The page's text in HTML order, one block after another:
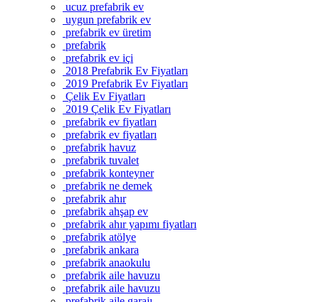
ucuz prefabrik ev
uygun prefabrik ev
prefabrik ev üretim
prefabrik
prefabrik ev içi
2018 Prefabrik Ev Fiyatları
2019 Prefabrik Ev Fiyatları
Çelik Ev Fiyatları
2019 Çelik Ev Fiyatları
prefabrik ev fiyatları
prefabrik ev fiyatları
prefabrik havuz
prefabrik tuvalet
prefabrik konteyner
prefabrik ne demek
prefabrik ahır
prefabrik ahşap ev
prefabrik ahır yapımı fiyatları
prefabrik atölye
prefabrik ankara
prefabrik anaokulu
prefabrik aile havuzu
prefabrik aile havuzu